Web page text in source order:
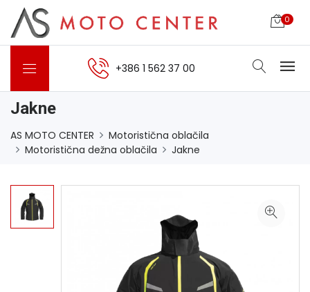
0
+386 1 562 37 00
Jakne
AS MOTO CENTER
Motoristična oblačila
Motoristična dežna oblačila
Jakne